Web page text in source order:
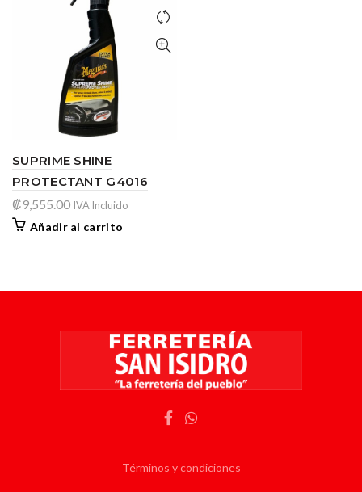
SUPRIME SHINE
PROTECTANT G4016
₡9,555.00 IVA Incluido
Añadir al carrito
Términos y condiciones